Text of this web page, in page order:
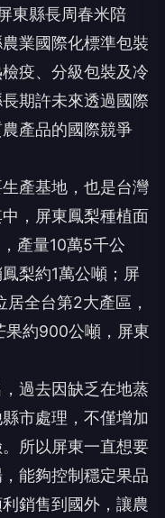
縣長周春米陪
業國際化標準包裝
疫、分級包裝及冷
期許未來透過國際
產品的國際競爭
產基地，也是台灣
，屏東鳳梨種植面
產量10萬5千公
梨約1萬公噸；屏
全台第2大產區，
果約900公噸，屏東
過去因缺乏在地蒸
市處理，不僅增加
所以屏東一直想要
能夠控制穩定果品
銷售到國外，讓農